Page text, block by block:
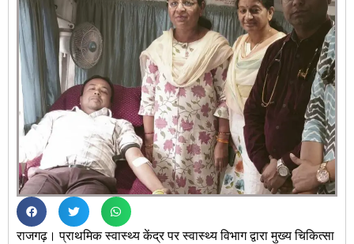
राजगढ़। प्राथमिक स्वास्थ्य केंद्र पर स्वास्थ्य विभाग द्वारा मुख्य चिकित्सा